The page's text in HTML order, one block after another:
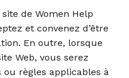
de Women Help
et convenez d’être
En outre, lorsque
Web, vous serez
règles applicables à